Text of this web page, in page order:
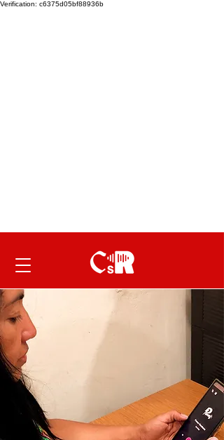
Verification: c6375d05bf88936b